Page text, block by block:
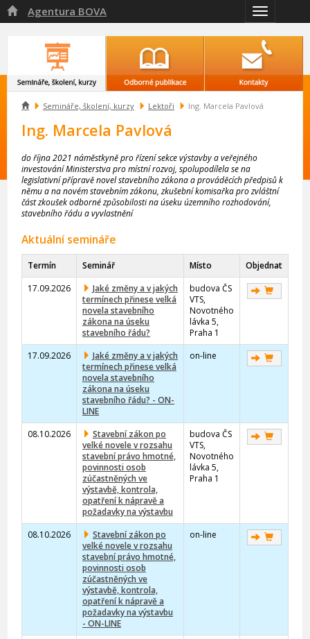
Přepnout
navigaci
 Agentura BOVA
 Semináře, školení, kurzy Lektoři Ing. Marcela Pavlová
Ing. Marcela Pavlová
do října 2021 náměstkyně pro řízení sekce výstavby a veřejného
investování Ministerstva pro místní rozvoj, spolupodílela se na
legislativní přípravě novel stavebního zákona a prováděcích předpisů k
němu a na novém stavebním zákonu, zkušební komisařka pro zvláštní
část zkoušek odborné způsobilosti na úseku územního rozhodování,
stavebního řádu a vyvlastnění
Aktuální semináře
Termín Seminář Místo
Objednat
17.09.2026
Jaké změny a v jakých
termínech přinese velká
novela stavebního
zákona na úseku
stavebního řádu?
budova ČS
VTS,
Novotného
lávka 5,
Praha 1
17.09.2026
Jaké změny a v jakých
termínech přinese velká
novela stavebního
zákona na úseku
stavebního řádu? - ON-
LINE
on-line
08.10.2026
Stavební zákon po
velké novele v rozsahu
stavební právo hmotné,
povinnosti osob
zúčastněných ve
výstavbě, kontrola,
opatření k nápravě a
požadavky na výstavbu
budova ČS
VTS,
Novotného
lávka 5,
Praha 1
08.10.2026
Stavební zákon po
velké novele v rozsahu
stavební právo hmotné,
povinnosti osob
zúčastněných ve
výstavbě, kontrola,
opatření k nápravě a
požadavky na výstavbu
- ON-LINE
on-line